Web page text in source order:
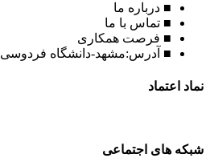
■ درباره ما
■ تماس با ما
■ فرصت همکاری
■ آدرس:مشهد-دانشگاه فردوسی
نماد اعتماد
شبکه های اجتماعی